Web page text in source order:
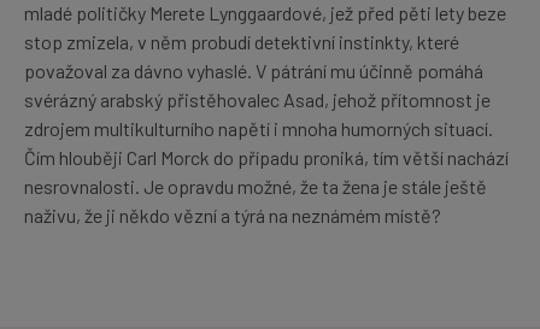
mladé političky Merete Lynggaardové, jež před pěti lety beze
stop zmizela, v něm probudí detektivní instinkty, které
považoval za dávno vyhaslé. V pátrání mu účinně pomáhá
svérázný arabský přistěhovalec Asad, jehož přítomnost je
zdrojem multikulturního napětí i mnoha humorných situací.
Čím hlouběji Carl Morck do případu proniká, tím větší nachází
nesrovnalosti. Je opravdu možné, že ta žena je stále ještě
naživu, že ji někdo vězní a týrá na neznámém místě?